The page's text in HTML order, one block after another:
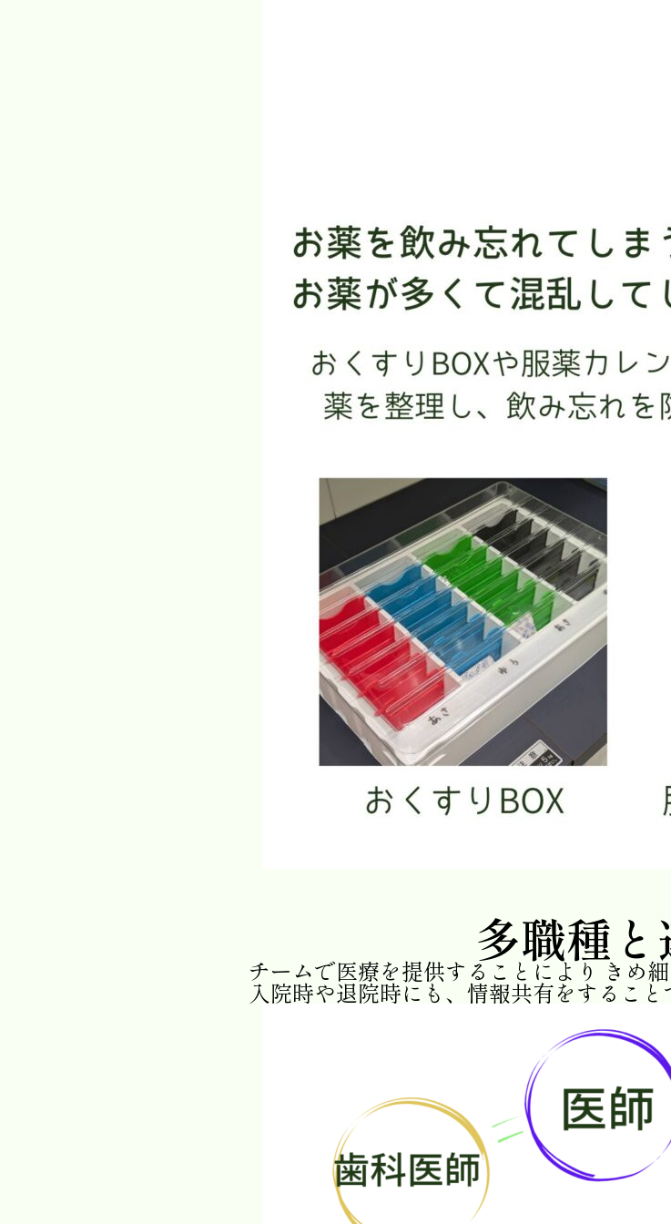
多職種
チームで医療を提供することにより きめ
入院時や退院時にも、情報共有をするこ